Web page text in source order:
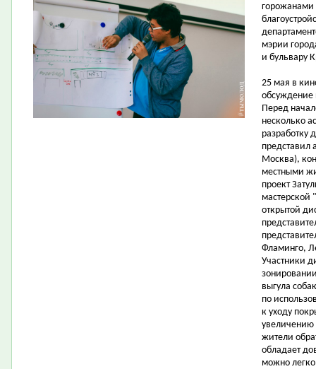
горожанами
мэрии
и бульвару
25 мая в
обсуждение
Перед
несколько
разработку
представил
Москва),
местными
проект
мастерской
открытой
Фламинго,
Участники
выгула
по
к уходу
увеличению
жители
обладает
можно